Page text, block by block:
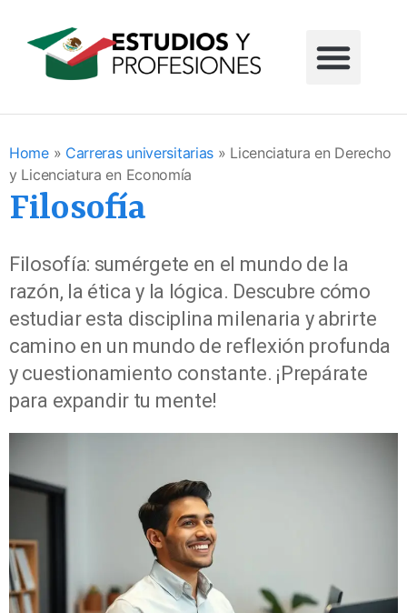
Home» Carreras universitarias » Licenciatura en Derecho
y Licenciatura en Economía
Filosofía
Filosofía: sumérgete en el mundo de la
razón, la ética y la lógica. Descubre cómo
estudiar esta disciplina milenaria y abrirte
camino en un mundo de reflexión profunda
y cuestionamiento constante. ¡Prepárate
para expandir tu mente!